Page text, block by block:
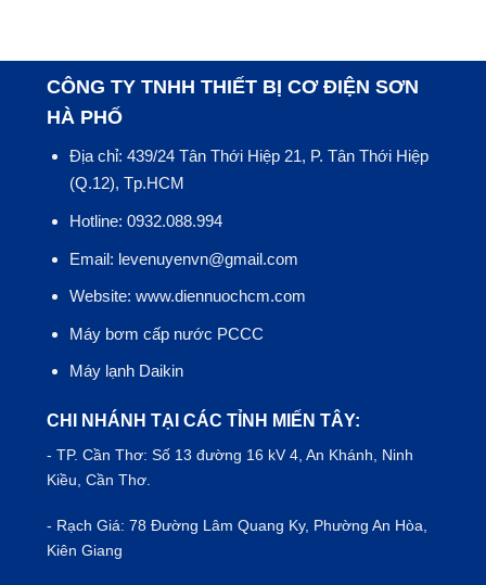
CÔNG TY TNHH THIẾT BỊ CƠ ĐIỆN SƠN
HÀ PHỐ
Địa chỉ: 439/24 Tân Thới Hiệp 21, P. Tân Thới Hiệp
(Q.12), Tp.HCM
Hotline: 0932.088.994
Email: levenuyenvn@gmail.com
Website: www.diennuochcm.com
Máy bơm cấp nước PCCC
Máy lạnh Daikin
CHI NHÁNH TẠI CÁC TỈNH MIẾN TÂY:
- TP.Cần Thơ: Số 13 đường 16 kV 4, An Khánh, Ninh
Kiều, Cần Thơ.
- Rạch Giá: 78 Đường Lâm Quang Ky, Phường An Hòa,
Kiên Giang